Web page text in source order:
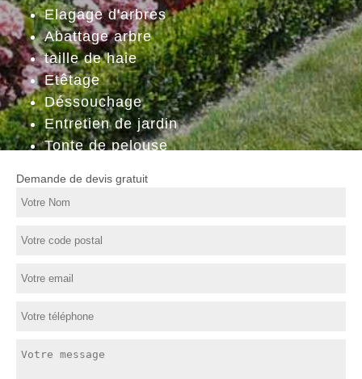
Elagage d'arbres
Abattage arbre
taille de haie
Etêtage
Déssouchage
Entretien de jardin
Tonte de pelouse
Demande de devis gratuit